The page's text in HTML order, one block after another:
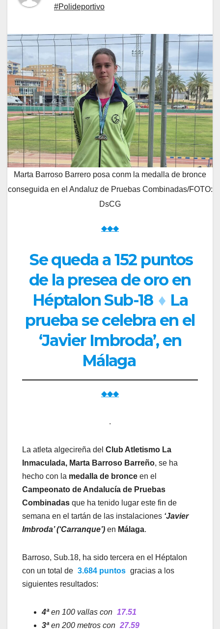
#Polideportivo
Marta Barroso Barrero posa conm la medalla de bronce
conseguida en el Andaluz de Pruebas Combinadas/FOTO:
DsCG
◆◆◆
Se queda a 152 puntos
de la presea de oro en
Héptalon Sub-18 ♦ La
prueba se celebra en el
‘Javier Imbroda’, en
Málaga
◆◆◆
.
La atleta algecireña del Club Atletismo La
Inmaculada, Marta Barroso Barreño, se ha
hecho con la medalla de bronce en el
Campeonato de Andalucía de Pruebas
Combinadas que ha tenido lugar este fin de
semana en el tartán de las instalaciones ‘Javier
Imbroda’ (‘Carranque’) en Málaga.
Barroso, Sub.18, ha sido tercera en el Héptalon
con un total de 3.684 puntos gracias a los
siguientes resultados:
4ªen 100 vallas con 17.51
3ªen 200 metros con 27.59